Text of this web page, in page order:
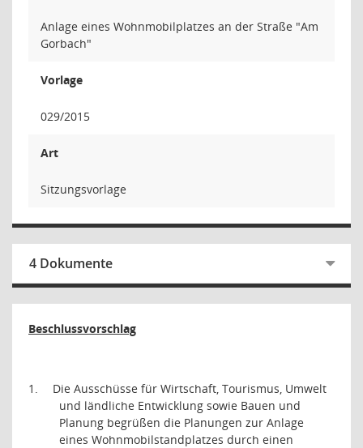
Anlage eines Wohnmobilplatzes an der Straße "Am
Gorbach"
Vorlage
029/2015
Art
Sitzungsvorlage
4 Dokumente
Beschlussvorschlag
1.
Die Ausschüsse für Wirtschaft, Tourismus, Umwelt
und ländliche Entwicklung sowie Bauen und
Planung begrüßen die Planungen zur Anlage
eines Wohnmobilstandplatzes durch einen